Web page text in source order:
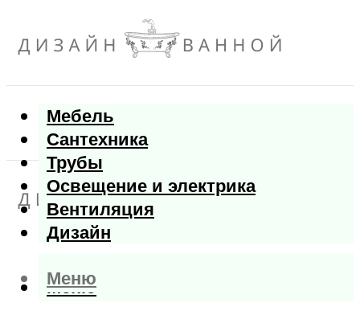
Мебель
Сантехника
Трубы
Освещение и электрика
Вентиляция
Дизайн
Меню
Меню